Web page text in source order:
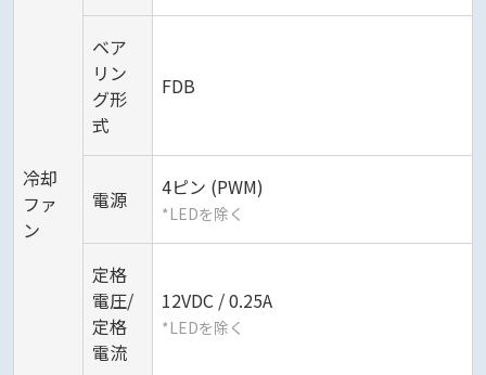
冷却
ファ
ン
ベア
リン
グ形
式
FDB
電源 4ピン (PWM)
*LEDを除く
定格
電圧/
定格
電流
12VDC / 0.25A
*LEDを除く